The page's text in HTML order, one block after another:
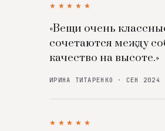
★★★★★
«Вещи очень
сочетаются между
качество на высоте.»
ИРИНА ТИТАРЕНКО · СЕН 2024
★★★★★